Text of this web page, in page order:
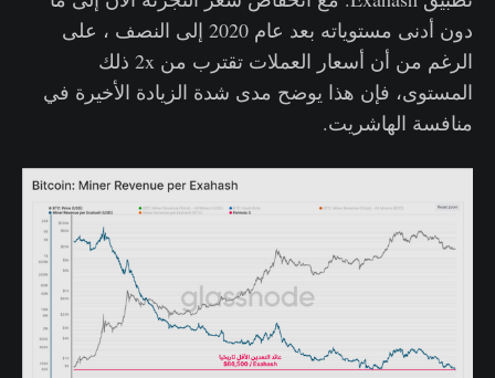
دون أدنى مستوياته بعد عام 2020 إلى النصف ، على
الرغم من أن أسعار العملات تقترب من 2x ذلك
المستوى، فإن هذا يوضح مدى شدة الزيادة الأخيرة في
منافسة الهاشريت.